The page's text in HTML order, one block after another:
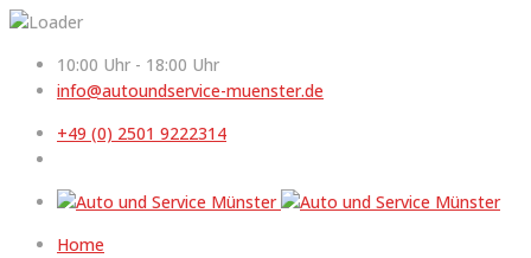
10:00 Uhr - 18:00 Uhr
info@autoundservice-muenster.de
+49 (0) 2501 9222314
Home